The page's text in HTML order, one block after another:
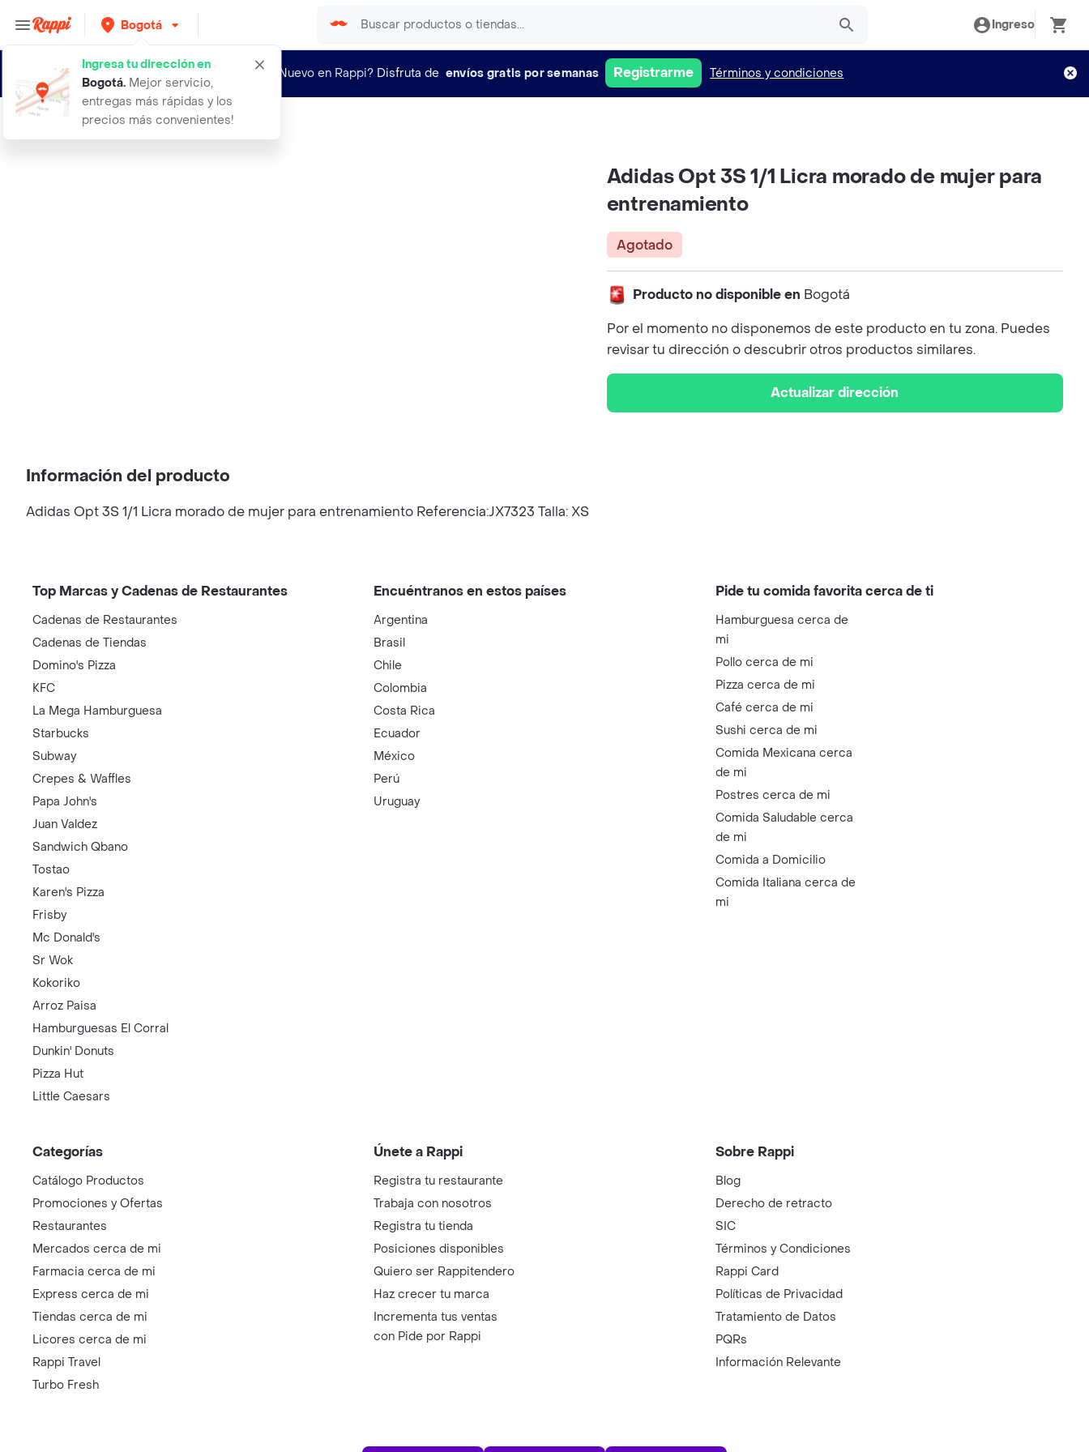
Bogotá
Ingresa tu dirección en
Bogotá. Mejor servicio,
entregas más rápidas y los
precios más convenientes!
Ingreso
¿Nuevo en Rappi? Disfruta de envíos gratis por semanas Registrarme Términos y condiciones
adidas opt 3s 11 licra morado de mu
Adidas Opt 3S 1/1 Licra morado de mujer para
entrenamiento
Agotado
Producto no disponible en Bogotá
Por el momento no disponemos de este producto en tu zona. Puedes
revisar tu dirección o descubrir otros productos similares.
Actualizar dirección
Información del producto
Adidas Opt 3S 1/1 Licra morado de mujer para entrenamiento Referencia:JX7323 Talla: XS
Top Marcas y Cadenas de Restaurantes
Cadenas de Restaurantes
Cadenas de Tiendas
Domino's Pizza
KFC
La Mega Hamburguesa
Starbucks
Subway
Crepes & Waffles
Papa John's
Juan Valdez
Sandwich Qbano
Tostao
Karen's Pizza
Frisby
Mc Donald's
Sr Wok
Kokoriko
Arroz Paisa
Hamburguesas El Corral
Dunkin' Donuts
Pizza Hut
Little Caesars
Encuéntranos en estos países
Argentina
Brasil
Chile
Colombia
Costa Rica
Ecuador
México
Perú
Uruguay
Pide tu comida favorita cerca de ti
Hamburguesa cerca de
mi
Pollo cerca de mi
Pizza cerca de mi
Café cerca de mi
Sushi cerca de mi
Comida Mexicana cerca
de mi
Postres cerca de mi
Comida Saludable cerca
de mi
Comida a Domicilio
Comida Italiana cerca de
mi
Categorías
Catálogo Productos
Promociones y Ofertas
Restaurantes
Mercados cerca de mi
Farmacia cerca de mi
Express cerca de mi
Tiendas cerca de mi
Licores cerca de mi
Rappi Travel
Turbo Fresh
Únete a Rappi
Registra tu restaurante
Trabaja con nosotros
Registra tu tienda
Posiciones disponibles
Quiero ser Rappitendero
Haz crecer tu marca
Incrementa tus ventas
con Pide por Rappi
Sobre Rappi
Blog
Derecho de retracto
SIC
Términos y Condiciones
Rappi Card
Políticas de Privacidad
Tratamiento de Datos
PQRs
Información Relevante